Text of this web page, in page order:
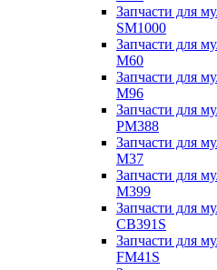
Запчасти для
SM1000
Запчасти для
M60
Запчасти для
M96
Запчасти для
PM388
Запчасти для
M37
Запчасти для
M399
Запчасти для
CB391S
Запчасти для
FM41S